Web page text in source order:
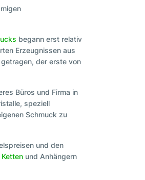
begann erst relativ
Erzeugnissen aus
getragen, der erste von
Büros und Firma in
speziell
Schmuck zu
und den
Ketten und Anhängern